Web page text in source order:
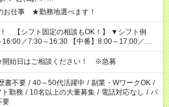
お仕事 ★勤務地選べます！
シフト固定の相談もOK！】 ▼シフト例
16:00／7:30～16:30 【中番】8:00～17:00／
番】11:00～20:00／13:00～22:00
始日はご相談ください！ ※急募
書不要 / 40～50代活躍中 / 副業・WワークOK /
ト勤務 / 10名以上の大量募集 / 電話対応なし / パ
要